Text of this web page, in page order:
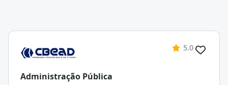
5.0
Administração Pública